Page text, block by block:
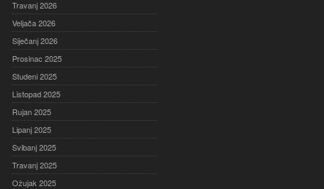
Travanj 2026
Veljača 2026
Siječanj 2026
Prosinac 2025
Studeni 2025
Listopad 2025
Rujan 2025
Lipanj 2025
Svibanj 2025
Travanj 2025
Ožujak 2025